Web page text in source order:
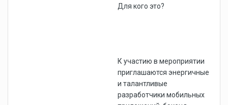
Для кого это?
К участию в мероприятии
приглашаются энергичные
и талантливые
разработчики мобильных